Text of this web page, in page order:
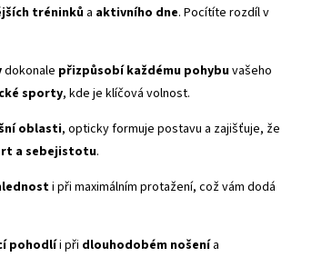
tréninkůa aktivního dne. Pocítíte rozdíl v
dokonale přizpůsobí každému pohybuvašeho
sporty, kde je klíčová volnost.
oblasti, opticky formuje postavu a zajišťuje, že
a sebejistotu.
i při maximálním protažení, což vám dodá
pohodlíi při dlouhodobém nošenía